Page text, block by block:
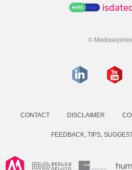
©
CONTACT DISCLAIMER
FEEDBACK, TIPS,